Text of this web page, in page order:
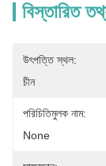
বিস্তারিত
উৎপত্তি স্থল:
চীন
পরিচিতিমুলক নাম:
None